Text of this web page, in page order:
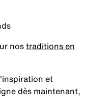
nostraditions en
et
dès maintenant,